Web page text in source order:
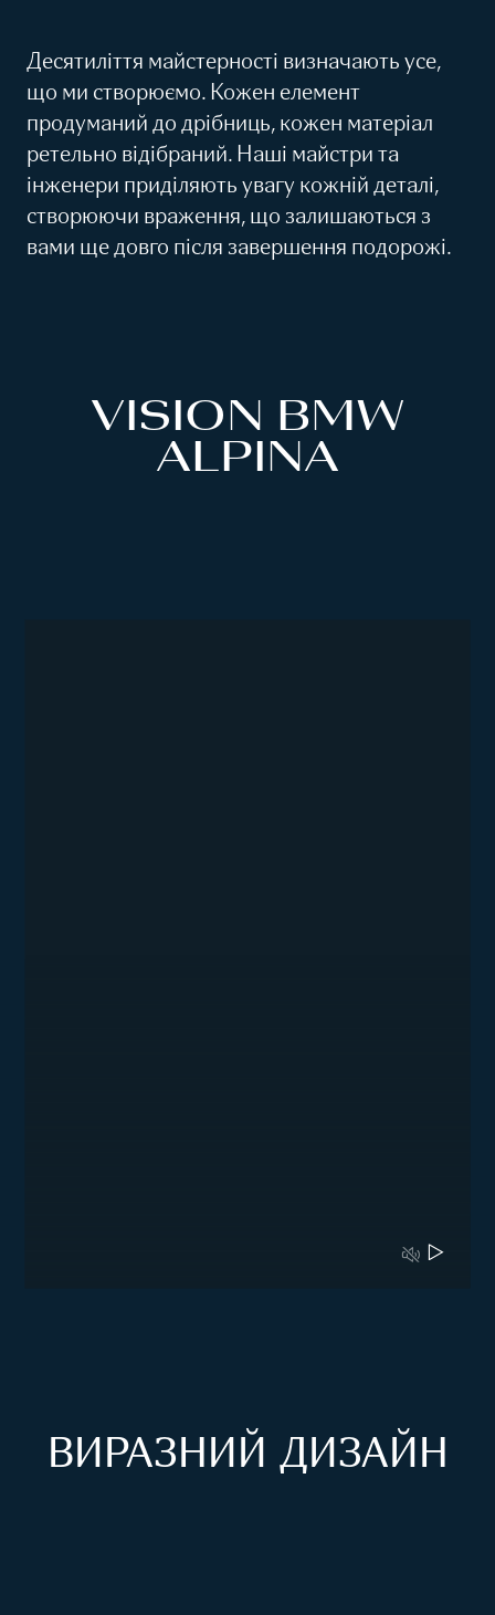
Десятиліття майстерності визначають усе,
що ми створюємо. Кожен елемент
продуманий до дрібниць, кожен матеріал
ретельно відібраний. Наші майстри та
інженери приділяють увагу кожній деталі,
створюючи враження, що залишаються з
вами ще довго після завершення подорожі.
VISION BMW
ALPINA
ВИРАЗНИЙ ДИЗАЙН